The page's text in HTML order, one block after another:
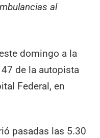
al
domingo a la
de la autopista
Federal, en
pasadas las 5.30